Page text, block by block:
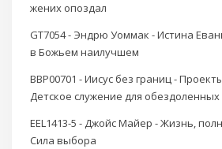
жених опоздал
GT7054 - Эндрю Уоммак - Истина
в Божьем наилучшем
BBP00701 - Иисус без границ -
Детское служение для
EEL1413-5 - Джойс Майер - Жизнь,
Сила выбора